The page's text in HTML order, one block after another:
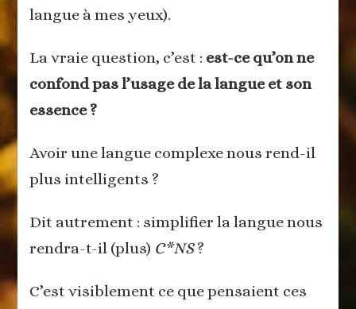
langue à mes yeux).
La vraie question, c’est : est-ce qu’on ne
confond pas l’usage de la langue et son
essence ?
Avoir une langue complexe nous rend-il
plus intelligents ?
Dit autrement : simplifier la langue nous
rendra-t-il (plus) C*NS?
C’est visiblement ce que pensaient ces